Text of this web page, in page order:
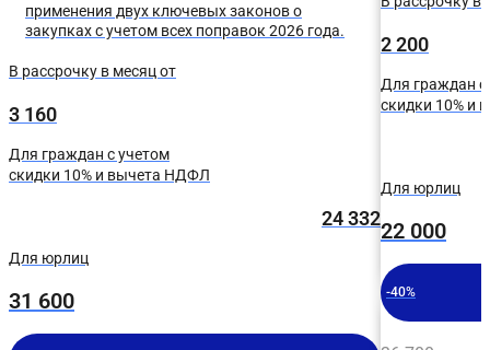
применения двух ключевых законов о
закупках с учетом всех поправок 2026 года.
В рассрочку в месяц от
3 160
Для граждан с учетом
скидки 10% и вычета НДФЛ
24 332
Для юрлиц
31 600
2 200
Для граждан с
скидки 10% и
Для юрлиц
22 000
-40%